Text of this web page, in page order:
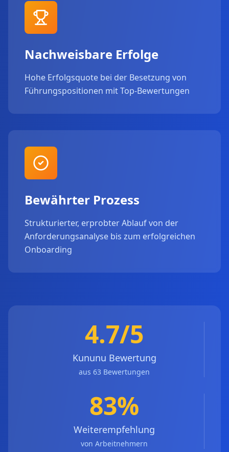
Nachweisbare Erfolge
Hohe Erfolgsquote bei der Besetzung von
Führungspositionen mit Top-Bewertungen
Bewährter Prozess
Strukturierter, erprobter Ablauf von der
Anforderungsanalyse bis zum erfolgreichen
Onboarding
4.7/5
Kununu Bewertung
aus 63 Bewertungen
83%
Weiterempfehlung
von Arbeitnehmern